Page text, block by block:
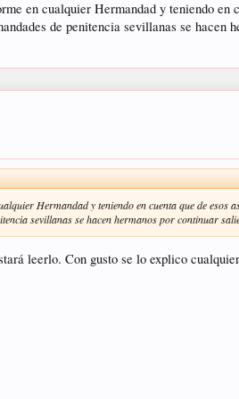
en cualquier Hermandad y teniendo
de penitencia sevillanas se hacen
Hermandad y teniendo en cuenta que de
sevillanas se hacen hermanos por continuar
leerlo. Con gusto se lo explico